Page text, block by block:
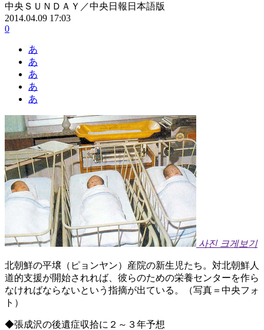
中央ＳＵＮＤＡＹ／中央日報日本語版
2014.04.09 17:03
0
あ
あ
あ
あ
あ
사진 크게보기
北朝鮮の平壌（ピョンヤン）産院の新生児たち。対北朝鮮人
道的支援が開始されれば、彼らのための栄養センターを作ら
なければならないという指摘が出ている。（写真＝中央フォ
ト）
◆張成沢の後遺症収拾に２～３年予想